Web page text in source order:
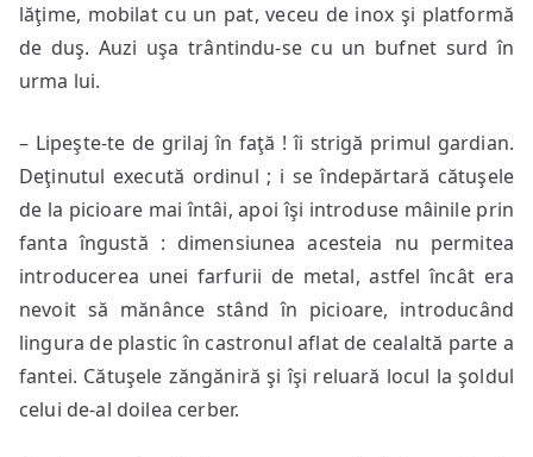
lăţime, mobilat cu un pat, veceu de inox şi platformă
de duş. Auzi uşa trântindu-se cu un bufnet surd în
urma lui.
– Lipeşte-te de grilaj în faţă ! îi strigă primul gardian.
Deţinutul execută ordinul ; i se îndepărtară cătuşele
de la picioare mai întâi, apoi îşi introduse mâinile prin
fanta îngustă : dimensiunea acesteia nu permitea
introducerea unei farfurii de metal, astfel încât era
nevoit să mănânce stând în picioare, introducând
lingura de plastic în castronul aflat de cealaltă parte a
fantei. Cătuşele zăngăniră şi îşi reluară locul la şoldul
celui de-al doilea cerber.